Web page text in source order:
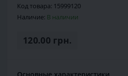
Код товара: 15999120
Наличие: В наличии
120.00 грн.